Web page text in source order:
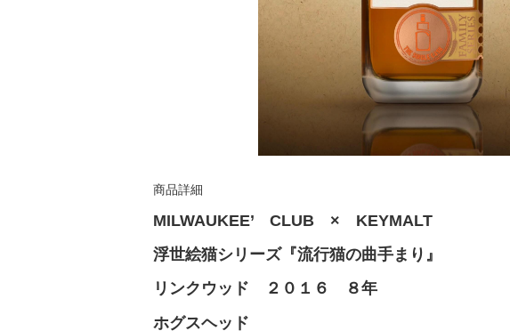
商品詳細
MILWAUKEE’ CLUB × KEYMALT
浮世絵猫シリーズ『流行猫の曲手まり』
リンクウッド ２０１６ ８年
ホグスヘッド